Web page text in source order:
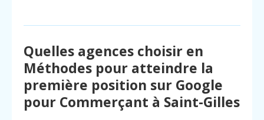
Quelles agences choisir en
Méthodes pour atteindre la
première position sur Google
pour Commerçant à Saint-Gilles